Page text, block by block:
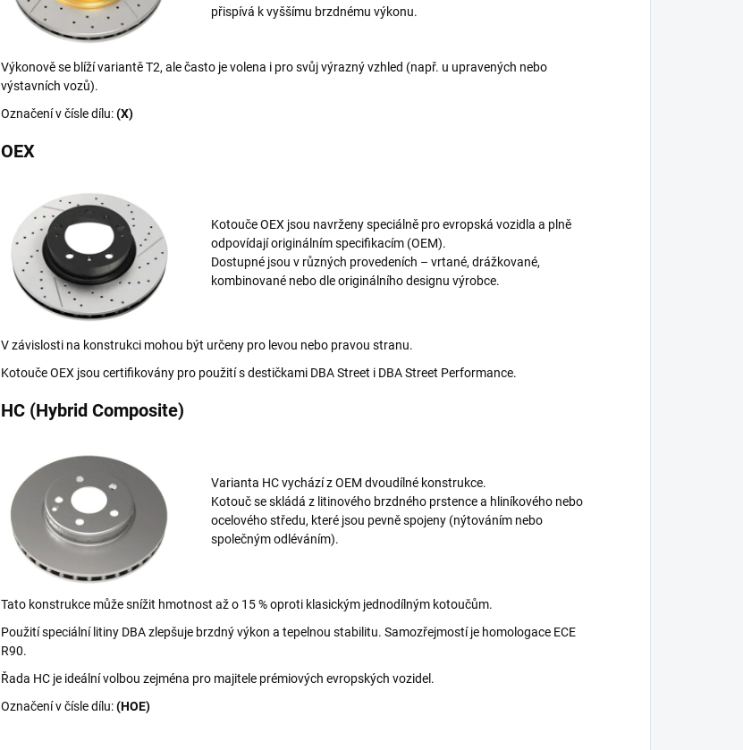
přispívá k vyššímu brzdnému výkonu.
Výkonově se blíží variantě T2, ale často je volena i pro svůj výrazný vzhled (např. u upravených nebo
výstavních vozů).
Označení v čísle dílu:(X)
OEX
Kotouče OEX jsou navrženy speciálně pro evropská vozidla a plně
odpovídají originálním specifikacím (OEM).
Dostupné jsou v různých provedeních – vrtané, drážkované,
kombinované nebo dle originálního designu výrobce.
V závislosti na konstrukci mohou být určeny pro levou nebo pravou stranu.
Kotouče OEX jsou certifikovány pro použití s destičkami DBA Street i DBA Street Performance.
HC (Hybrid Composite)
Varianta HC vychází z OEM dvoudílné konstrukce.
Kotouč se skládá z litinového brzdného prstence a hliníkového nebo
ocelového středu, které jsou pevně spojeny (nýtováním nebo
společným odléváním).
Tato konstrukce může snížit hmotnost až o 15 % oproti klasickým jednodílným kotoučům.
Použití speciální litiny DBA zlepšuje brzdný výkon a tepelnou stabilitu. Samozřejmostí je homologace ECE
R90.
Řada HC je ideální volbou zejména pro majitele prémiových evropských vozidel.
Označení v čísle dílu:(HOE)